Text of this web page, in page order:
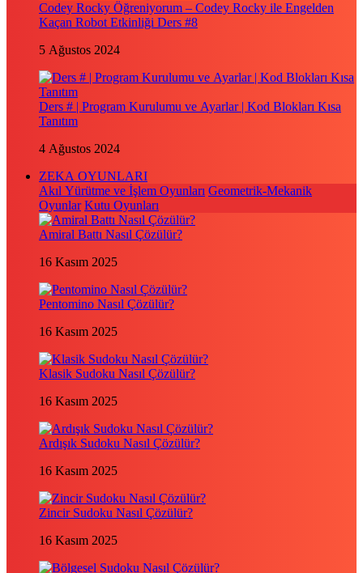
Codey Rocky Öğreniyorum – Codey Rocky ile Engelden
Kaçan Robot Etkinliği Ders #8
5 Ağustos 2024
Ders # | Program Kurulumu ve Ayarlar | Kod Blokları Kısa
Tanıtım
4 Ağustos 2024
ZEKA OYUNLARI
Akıl Yürütme ve İşlem Oyunları Geometrik-Mekanik
Oyunlar Kutu Oyunları
Amiral Battı Nasıl Çözülür?
16 Kasım 2025
Pentomino Nasıl Çözülür?
16 Kasım 2025
Klasik Sudoku Nasıl Çözülür?
16 Kasım 2025
Ardışık Sudoku Nasıl Çözülür?
16 Kasım 2025
Zincir Sudoku Nasıl Çözülür?
16 Kasım 2025